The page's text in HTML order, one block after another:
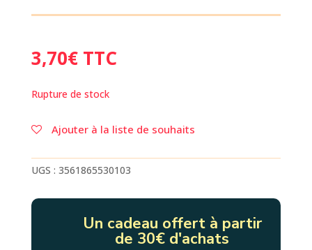
3,70€ TTC
Rupture de stock
Ajouter à la liste de souhaits
UGS : 3561865530103
Un cadeau offert à partir
de 30€ d'achats